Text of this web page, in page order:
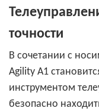
точности
В сочетании с
Agility A1
инструментом
безопасно